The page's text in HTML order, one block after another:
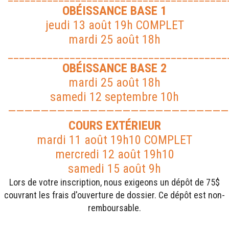
OBÉISSANCE BASE 1
jeudi 13 août 19h COMPLET
mardi 25 août 18h
OBÉISSANCE BASE 2
mardi 25 août 18h
samedi 12 septembre 10h
COURS EXTÉRIEUR
mardi 11 août 19h10 COMPLET
mercredi 12 août 19h10
samedi 15 août 9h
Lors de votre inscription, nous exigeons un dépôt de 75$
couvrant les frais d'ouverture de dossier. Ce dépôt est non-
remboursable.